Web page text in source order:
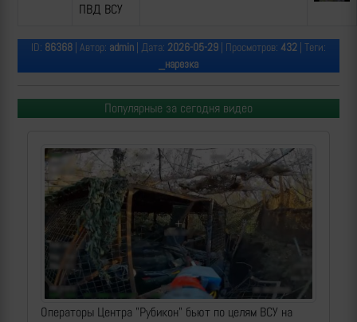
ПВД ВСУ
ID: 86368 | Автор: admin | Дата: 2026-05-29 | Просмотров: 432 | Теги:
_нарезка
Популярные за сегодня видео
Операторы Центра "Рубикон" бьют по целям ВСУ на